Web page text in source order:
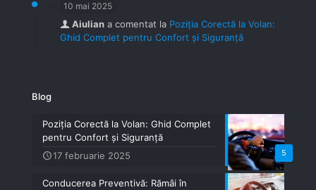
10 mai 2025
Aiulian a comentat la Poziția Corectă la Volan:
Ghid Complet pentru Confort și Siguranță
Blog
5
Poziția Corectă la Volan: Ghid Complet
pentru Confort și Siguranță
17 februarie 2025
Conducerea Preventivă: Rămâi în